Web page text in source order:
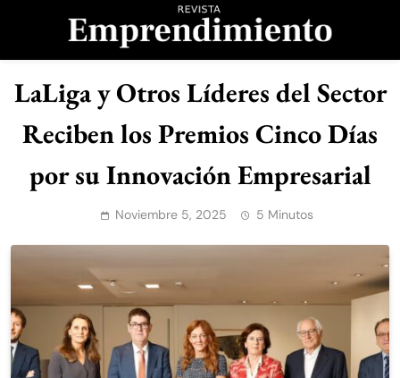
Revista
Emprendimiento
LaLiga y Otros Líderes del Sector
Reciben los Premios Cinco Días
por su Innovación Empresarial
Noviembre 5, 2025 5 Minutos